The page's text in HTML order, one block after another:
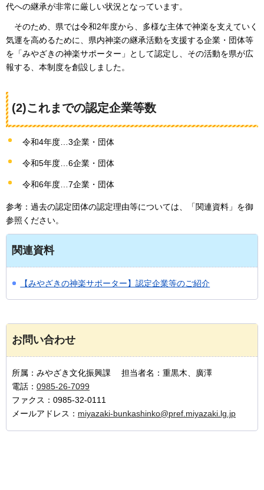
代への継承が非常に厳しい状況となっています。
そのため、県では令和2年度から、多様な主体で神楽を支えていく
気運を高めるために、県内神楽の継承活動を支援する企業・団体等
を「みやざきの神楽サポーター」として認定し、その活動を県が広
報する、本制度を創設しました。
(2)これまでの認定企業等数
令和4年度…3企業・団体
令和5年度…6企業・団体
令和6年度…7企業・団体
参考：過去の認定団体の認定理由等については、「関連資料」を御
参照ください。
関連資料
【みやざきの神楽サポーター】認定企業等のご紹介
お問い合わせ
所属：みやざき文化振興課 担当者名：重黒木、廣澤
電話： 0985-26-7099
ファクス：0985-32-0111
メールアドレス： miyazaki-bunkashinko@pref.miyazaki.lg.jp